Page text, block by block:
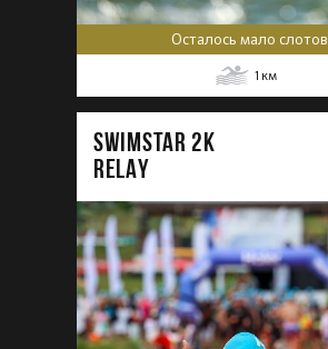
Осталось мало слотов
1 км
SWIMSTAR 2K
RELAY